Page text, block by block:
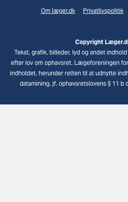
Om læger.dk Privatlivspolitik
Copyright
Tekst, grafik, billeder, lyd og andet
efter lov om ophavsret. Lægeforeningen
indholdet, herunder retten til at udnytte
datamining, jf. ophavsretslovens § 11 b